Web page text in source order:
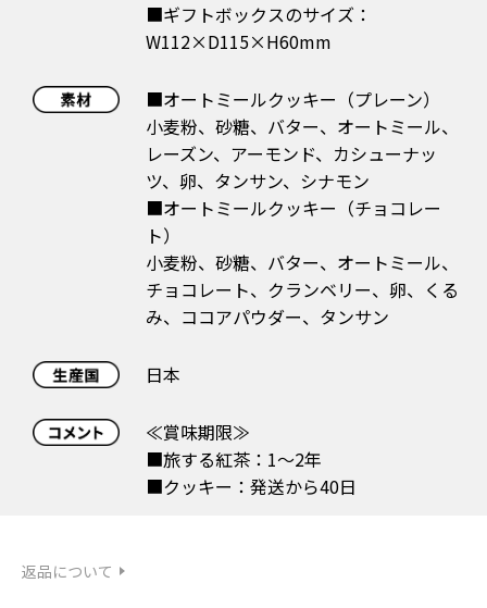
■ギフトボックスのサイズ：
W112×D115×H60mm
■オートミールクッキー（プレーン）
小麦粉、砂糖、バター、オートミール、
レーズン、アーモンド、カシューナッ
ツ、卵、タンサン、シナモン
■オートミールクッキー（チョコレー
ト）
小麦粉、砂糖、バター、オートミール、
チョコレート、クランベリー、卵、くる
み、ココアパウダー、タンサン
日本
≪賞味期限≫
■旅する紅茶：1～2年
■クッキー：発送から40日
返品について